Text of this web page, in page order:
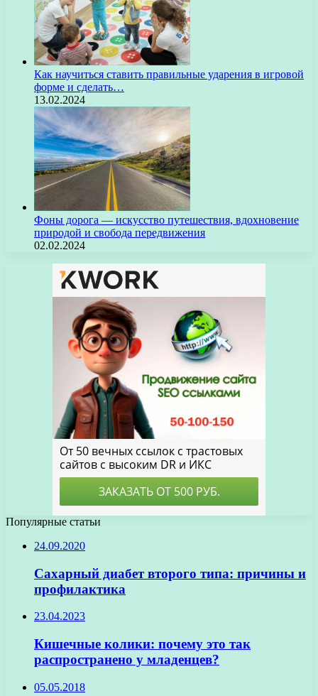
Как научиться ставить правильные ударения в игровой
форме и сделать…
13.02.2024
Фоны дорога — искусство путешествия, вдохновение
природой и свобода передвижения
02.02.2024
Популярные статьи
24.09.2020
Сахарный диабет второго типа: причины и
профилактика
23.04.2023
Кишечные колики: почему это так
распространено у младенцев?
05.05.2018